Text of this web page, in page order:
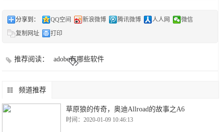
分享到： QQ空间 新浪微博 腾讯微博 人人网
微信
复制网址
打印
推荐阅读： adobe有哪些软件
频道推荐
草原狼的传奇，奥迪Allroad的故事之A6
时间：2020-01-09 10:46:13